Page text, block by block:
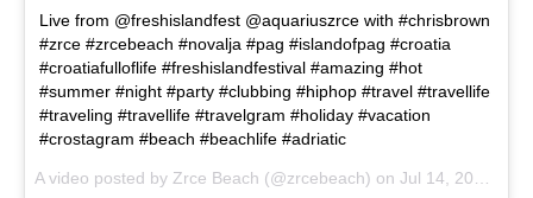
Live from @freshislandfest @aquariuszrce with #chrisbrown
#zrce #zrcebeach #novalja #pag #islandofpag #croatia
#croatiafulloflife #freshislandfestival #amazing #hot
#summer #night #party #clubbing #hiphop #travel #travellife
#traveling #travellife #travelgram #holiday #vacation
#crostagram #beach #beachlife #adriatic
A video posted by Zrce Beach (@zrcebeach) on Jul 14, 2016 at 2:45pm PDT